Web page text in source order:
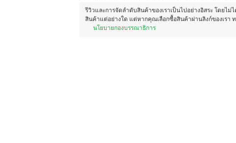
รีวิวและการจัดลำดับสินค้าของเราเป็นไปอย่างอิสระ โดยไ
สินค้าแต่อย่างใด แต่หากคุณเลือกซื้อสินค้าผ่านลิงก์ของเรา
นโยบายกองบรรณาธิการ